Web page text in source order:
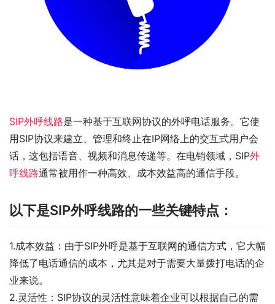
SIP外呼线路是一种基于互联网协议的外呼电话服务。它使
用SIP协议来建立、管理和终止在IP网络上的交互式用户会
话，这包括语音、视频和消息传递等。在电销领域，SIP外
呼线路通常被用作一种高效、成本效益高的通信手段。
以下是SIP外呼线路的一些关键特点：
1.成本效益：由于SIP外呼是基于互联网的通信方式，它大幅
降低了电话通信的成本，尤其是对于需要大量拨打电话的企
业来说。
2.灵活性：SIP协议的灵活性意味着企业可以根据自己的需